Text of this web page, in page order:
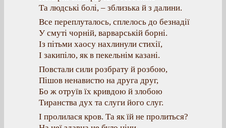
Та людські болі, – зблизька й з далини.
Все переплуталось, сплелось до безнадії
У смуті чорній, варварській борні.
Із пітьми хаосу нахлинули стихії,
І закипіло, як в пекельнім казані.
Повстали сили розбрату й розбою,
Пішов ненавистю на друга друг,
Бо ж отруїв їх кривдою й злобою
Тиранства дух та слуги його слуг.
І пролилася кров. Та як їй не пролиться?